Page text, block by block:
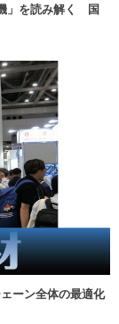
」を読み解く 国
ーン全体の最適化